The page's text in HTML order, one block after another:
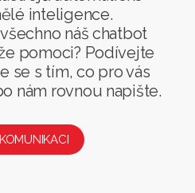
inteligence.
náš chatbot
pomoci? Podívejte
se s tím, co pro vás
nám rovnou napište.